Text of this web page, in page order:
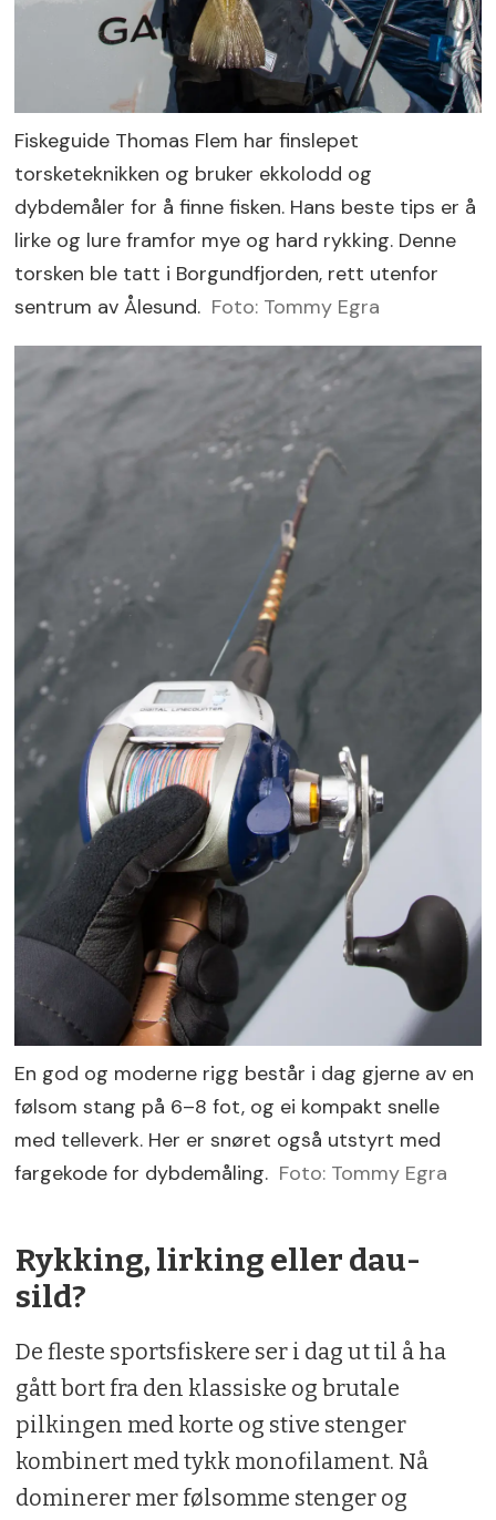
Fiskeguide Thomas Flem har finslepet
torsketeknikken og bruker ekkolodd og
dybdemåler for å finne fisken. Hans beste tips er å
lirke og lure framfor mye og hard rykking. Denne
torsken ble tatt i Borgundfjorden, rett utenfor
sentrum av Ålesund. Foto: Tommy Egra
En god og moderne rigg består i dag gjerne av en
følsom stang på 6–8 fot, og ei kompakt snelle
med telleverk. Her er snøret også utstyrt med
fargekode for dybdemåling. Foto: Tommy Egra
Rykking, lirking eller dau-
sild?
De fleste sportsfiskere ser i dag ut til å ha
gått bort fra den klassiske og brutale
pilkingen med korte og stive stenger
kombinert med tykk monofilament. Nå
dominerer mer følsomme stenger og